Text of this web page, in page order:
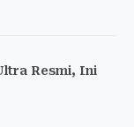
Resmi, Ini